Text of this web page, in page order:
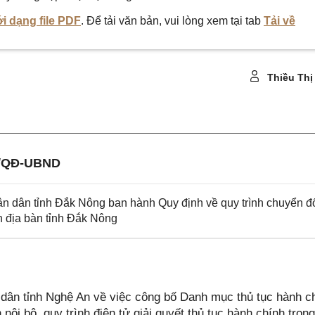
dạng file PDF. Để tải văn bản, vui lòng xem tại tab Tải về
Thiều Thị
UBND
dân tỉnh Đắk Nông ban hành Quy định về quy trình chuyển
địa bàn tỉnh Đắk Nông
tỉnh Nghệ An về việc công bố Danh mục thủ tục hành